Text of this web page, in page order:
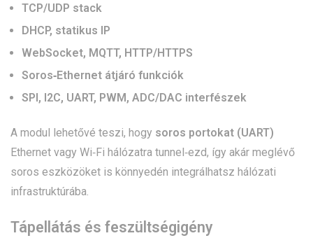
TCP/UDP stack
DHCP, statikus IP
WebSocket, MQTT, HTTP/HTTPS
Soros‑Ethernet átjáró funkciók
SPI, I2C, UART, PWM, ADC/DAC interfészek
A modul lehetővé teszi, hogy soros portokat (UART)
Ethernet vagy Wi‑Fi hálózatra tunnel‑ezd, így akár meglévő
soros eszközöket is könnyedén integrálhatsz hálózati
infrastruktúrába.
Tápellátás és feszültségigény